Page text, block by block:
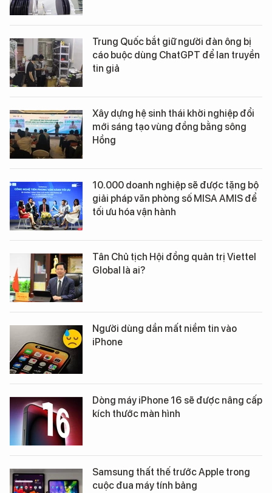
Trung Quốc bắt giữ người đàn ông bị
cáo buộc dùng ChatGPT để lan truyền
tin giả
Xây dựng hệ sinh thái khởi nghiệp đổi
mới sáng tạo vùng đồng bằng sông
Hồng
10.000 doanh nghiệp sẽ được tặng bộ
giải pháp văn phòng số MISA AMIS để
tối ưu hóa vận hành
Tân Chủ tịch Hội đồng quản trị Viettel
Global là ai?
Người dùng dần mất niềm tin vào
iPhone
Dòng máy iPhone 16 sẽ được nâng cấp
kích thước màn hình
Samsung thất thế trước Apple trong
cuộc đua máy tính bảng